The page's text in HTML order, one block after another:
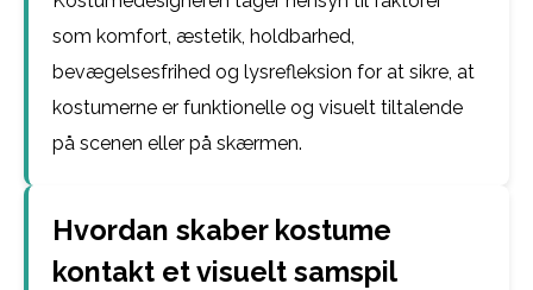
som komfort, æstetik, holdbarhed,
bevægelsesfrihed og lysrefleksion for at sikre, at
kostumerne er funktionelle og visuelt tiltalende
på scenen eller på skærmen.
Hvordan skaber kostume
kontakt et visuelt samspil